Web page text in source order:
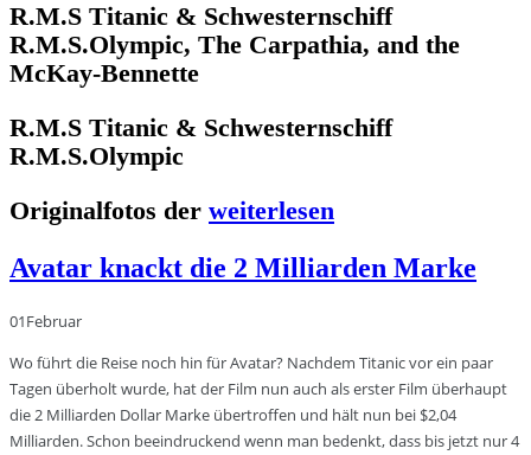
R.M.S Titanic & Schwesternschiff
R.M.S.Olympic, The Carpathia, and the
McKay-Bennette
R.M.S Titanic & Schwesternschiff
R.M.S.Olympic
Originalfotos der weiterlesen
Avatar knackt die 2 Milliarden Marke
01Februar
Wo führt die Reise noch hin für Avatar? Nachdem Titanic vor ein paar
Tagen überholt wurde, hat der Film nun auch als erster Film überhaupt
die 2 Milliarden Dollar Marke übertroffen und hält nun bei $2,04
Milliarden. Schon beeindruckend wenn man bedenkt, dass bis jetzt nur 4